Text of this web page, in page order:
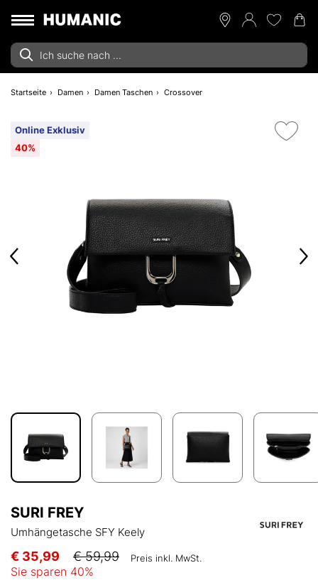
Startseite Damen Damen Taschen Crossover
Online Exklusiv
40%
SURI FREY
Umhängetasche SFY Keely
€ 35,99 € 59,99 Preis inkl. MwSt.
Sie sparen 40%